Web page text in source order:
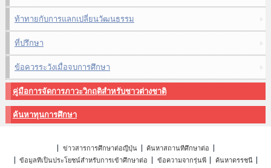
ท้าทายกับการแลกเปลี่ยนวัฒนธรรม
ที่ปรึกษา
ข้อควรระวังเมื่อจบการศึกษา
คู่มือการจัดการภาวะวิกฤติสำหรับชาวต่างชาติ
ค้นหาทุนการศึกษา
ข่าวสารการศึกษาต่อญี่ปุ่น
ค้นหาสถานที่ศึกษาต่อ
ข้อมูลที่เป็นประโยชน์สำหรับการเข้าศึกษาต่อ
ข้อความจากรุ่นพี่
ค้นหาดรรชนี